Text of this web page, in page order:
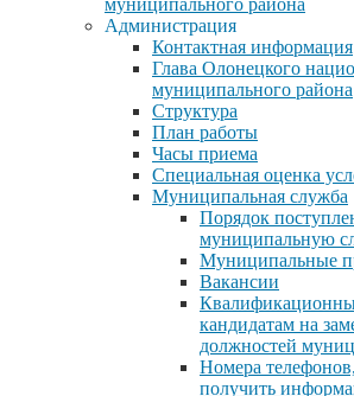
Администрация
Контактная информация
Глава Олонецкого
муниципального района
Структура
План работы
Часы приема
Специальная оценка
Муниципальная служба
Порядок
муниципальную
Муниципальные
Вакансии
кандидатам на
должностей
Номера
получить